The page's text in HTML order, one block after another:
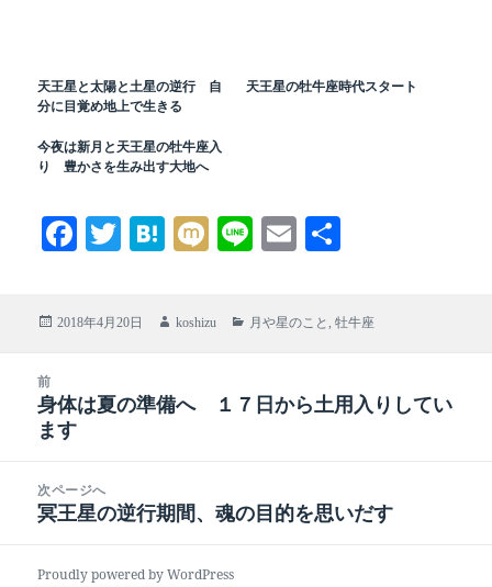
天王星と太陽と土星の逆行 自
分に目覚め地上で生きる
天王星の牡牛座時代スタート
今夜は新月と天王星の牡牛座入
り 豊かさを生み出す大地へ
Fa
ok
T
r
H
a
M
Li
E
投
2018年4月20日
作
koshizu
カ
ー
月や星のこと,牡牛座
前
前
の
稿:
身体は夏の準備へ １７日から土用入りしてい
ます
次ページへ
次
投
冥王星の逆行期間、魂の目的を思いだす
Proudly powered by WordPress